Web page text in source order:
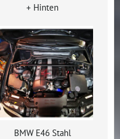
+ Hinten
BMW E46 Stahl